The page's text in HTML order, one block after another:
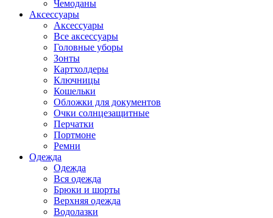
Чемоданы
Аксессуары
Аксессуары
Все аксессуары
Головные уборы
Зонты
Картхолдеры
Ключницы
Кошельки
Обложки для документов
Очки солнцезащитные
Перчатки
Портмоне
Ремни
Одежда
Одежда
Вся одежда
Брюки и шорты
Верхняя одежда
Водолазки